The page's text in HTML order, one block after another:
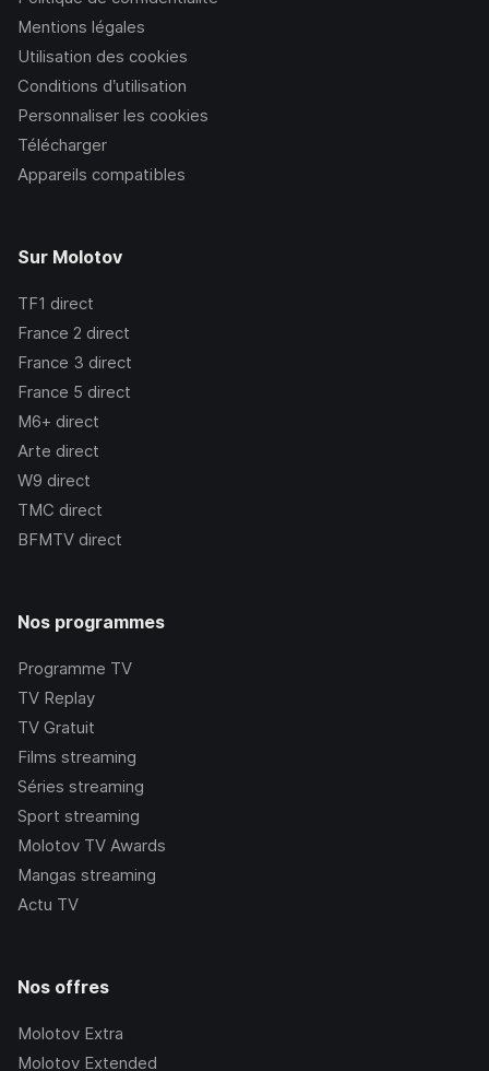
Mentions légales
Utilisation des cookies
Conditions d’utilisation
Personnaliser les cookies
Télécharger
Appareils compatibles
Sur Molotov
TF1 direct
France 2 direct
France 3 direct
France 5 direct
M6+ direct
Arte direct
W9 direct
TMC direct
BFMTV direct
Nos programmes
Programme TV
TV Replay
TV Gratuit
Films streaming
Séries streaming
Sport streaming
Molotov TV Awards
Mangas streaming
Actu TV
Nos offres
Molotov Extra
Molotov Extended